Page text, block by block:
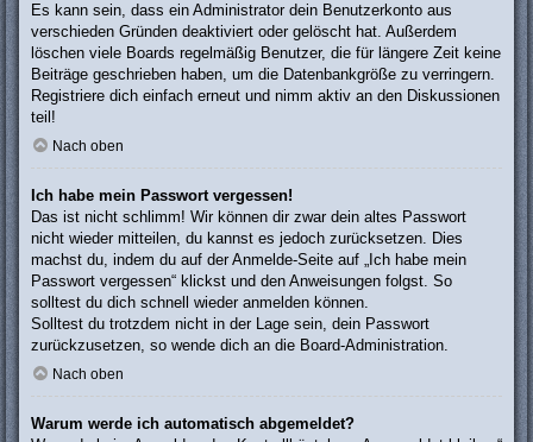
Es kann sein, dass ein Administrator dein Benutzerkonto aus
verschieden Gründen deaktiviert oder gelöscht hat. Außerdem
löschen viele Boards regelmäßig Benutzer, die für längere Zeit keine
Beiträge geschrieben haben, um die Datenbankgröße zu verringern.
Registriere dich einfach erneut und nimm aktiv an den Diskussionen
teil!
Nach oben
Ich habe mein Passwort vergessen!
Das ist nicht schlimm! Wir können dir zwar dein altes Passwort
nicht wieder mitteilen, du kannst es jedoch zurücksetzen. Dies
machst du, indem du auf der Anmelde-Seite auf „Ich habe mein
Passwort vergessen“ klickst und den Anweisungen folgst. So
solltest du dich schnell wieder anmelden können.
Solltest du trotzdem nicht in der Lage sein, dein Passwort
zurückzusetzen, so wende dich an die Board-Administration.
Nach oben
Warum werde ich automatisch abgemeldet?